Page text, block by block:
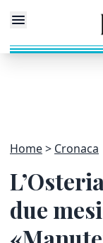
Home Cronaca
due